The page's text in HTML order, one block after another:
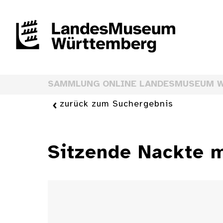
SAMMLUNG ONLINE LANDESMUSEUM
zurück zum Suchergebnis
Sitzende Nackte